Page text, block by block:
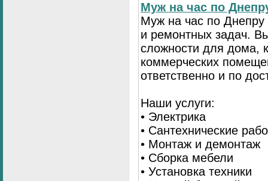
Муж на час по
Муж на час по
и ремонтных задач.
сложности для дома,
коммерческих
ответственно и по
Наши услуги:
• Электрика
• Сантехнические
• Монтаж и демонтаж
• Сборка мебели
• Установка техники